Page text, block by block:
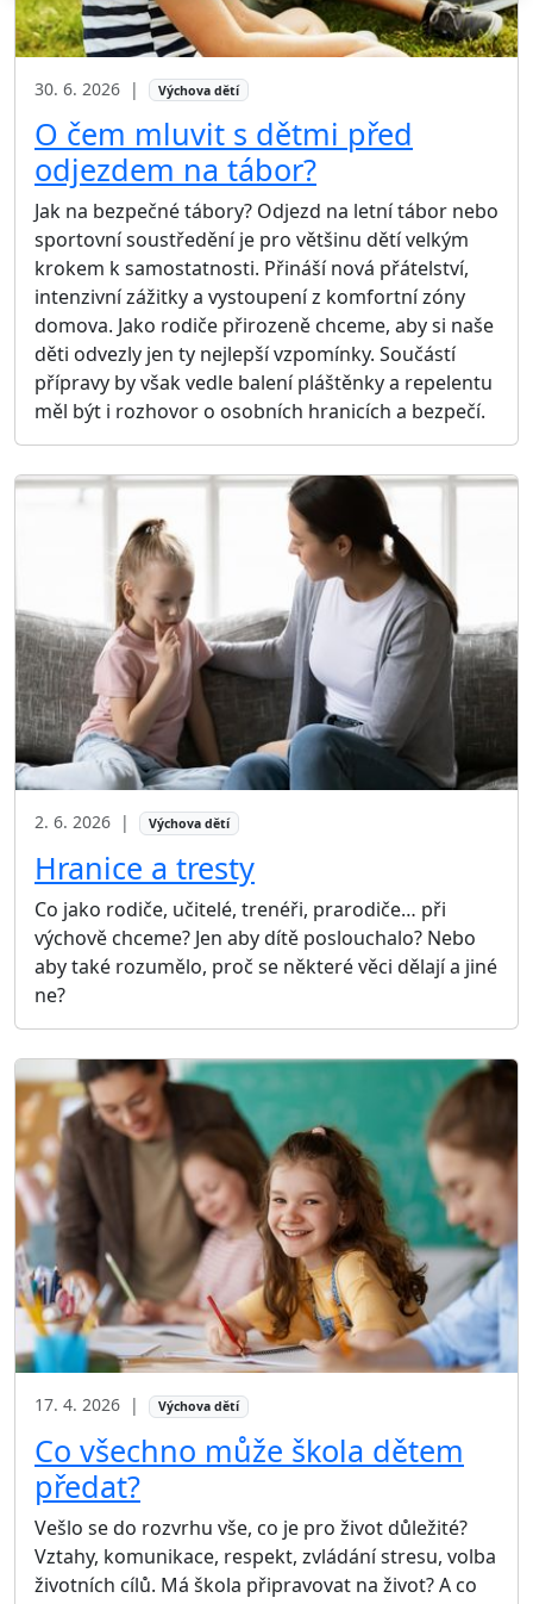
30. 6. 2026 | Výchova dětí
O čem mluvit s dětmi před
odjezdem na tábor?
Jak na bezpečné tábory? Odjezd na letní tábor nebo
sportovní soustředění je pro většinu dětí velkým
krokem k samostatnosti. Přináší nová přátelství,
intenzivní zážitky a vystoupení z komfortní zóny
domova. Jako rodiče přirozeně chceme, aby si naše
děti odvezly jen ty nejlepší vzpomínky. Součástí
přípravy by však vedle balení pláštěnky a repelentu
měl být i rozhovor o osobních hranicích a bezpečí.
2. 6. 2026 | Výchova dětí
Hranice a tresty
Co jako rodiče, učitelé, trenéři, prarodiče… při
výchově chceme? Jen aby dítě poslouchalo? Nebo
aby také rozumělo, proč se některé věci dělají a jiné
ne?
17. 4. 2026 | Výchova dětí
Co všechno může škola dětem
předat?
Vešlo se do rozvrhu vše, co je pro život důležité?
Vztahy, komunikace, respekt, zvládání stresu, volba
životních cílů. Má škola připravovat na život? A co